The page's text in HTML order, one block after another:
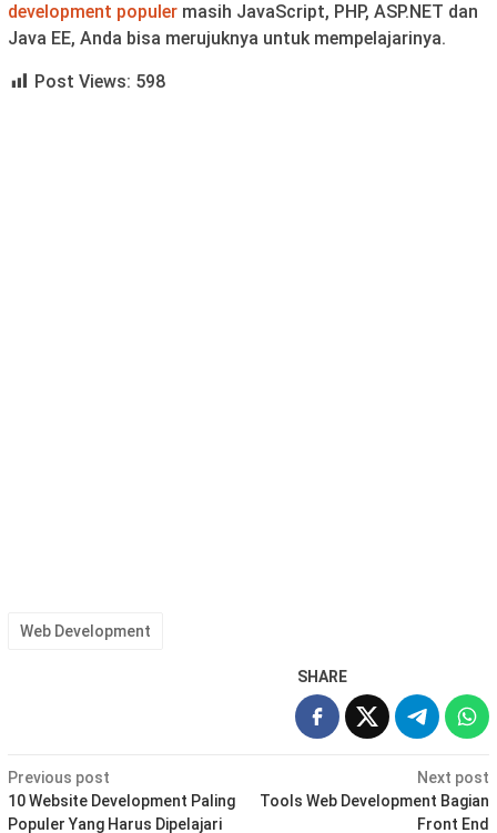
development populer masih JavaScript, PHP, ASP.NET dan
Java EE, Anda bisa merujuknya untuk mempelajarinya.
Post Views: 598
Web Development
SHARE
Post
navigation
Previous post
10 Website Development Paling
Populer Yang Harus Dipelajari
Next post
Tools Web Development Bagian
Front End